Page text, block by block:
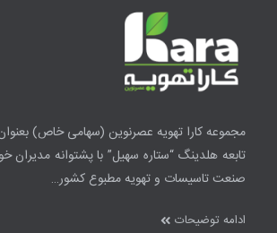
مجموعه کارا تهویه عصرنوین (سهامی خاص)
تابعه هلدینگ “ستاره سهیل” با پشتوانه مدیران
صنعت تاسیسات و تهویه مطبوع کشور…
ادامه توضیحات